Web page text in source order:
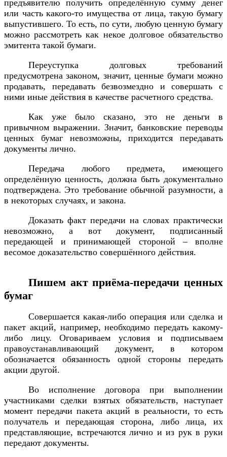
предъявителю получить определённую сумму денег
или часть какого-то имущества от лица, такую бумагу
выпустившего. То есть, по сути, любую ценную бумагу
можно рассмотреть как некое долговое обязательство
эмитента такой бумаги.
Переуступка долговых требований
предусмотрена законом, значит, ценные бумаги можно
продавать, передавать безвозмездно и совершать с
ними иные действия в качестве расчетного средства.
Как уже было сказано, это не деньги в
привычном выражении. Значит, банковские переводы
ценных бумаг невозможны, приходится передавать
документы лично.
Передача любого предмета, имеющего
определённую ценность, должна быть документально
подтверждена. Это требование обычной разумности, а
в некоторых случаях, и закона.
Доказать факт передачи на словах практически
невозможно, а вот документ, подписанный
передающей и принимающей стороной – вполне
весомое доказательство совершённого действия.
Пишем акт приёма-передачи ценных
бумаг
Совершается какая-либо операция или сделка и
пакет акций, например, необходимо передать какому-
либо лицу. Оговариваем условия и подписываем
правоустанавливающий документ, в котором
обозначается обязанность одной стороны передать
акции другой.
Во исполнение договора при выполнении
участниками сделки взятых обязательств, наступает
момент передачи пакета акций в реальности, то есть
получатель и передающая сторона, либо лица, их
представляющие, встречаются лично и из рук в руки
передают документы.